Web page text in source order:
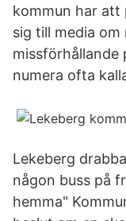
kommun har att
sig till media
missförhållande
numera ofta
Lekeberg
någon buss på
hemma"